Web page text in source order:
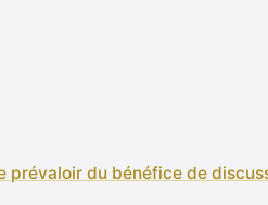
prévaloir du bénéfice de